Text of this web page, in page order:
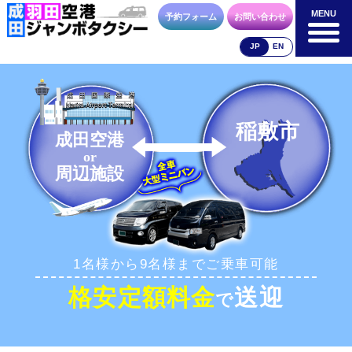
MENU
成田空港
料金表
空港送迎以外
料金表
車種・荷物 お支払方法 合流方法
お問合せ 予約フォーム
予約フォーム お問い合わせ
JP EN
MENU
成田空港
or
周辺施設
稲敷市
1名様から9名様までご乗車可能
格安定額料金で送迎